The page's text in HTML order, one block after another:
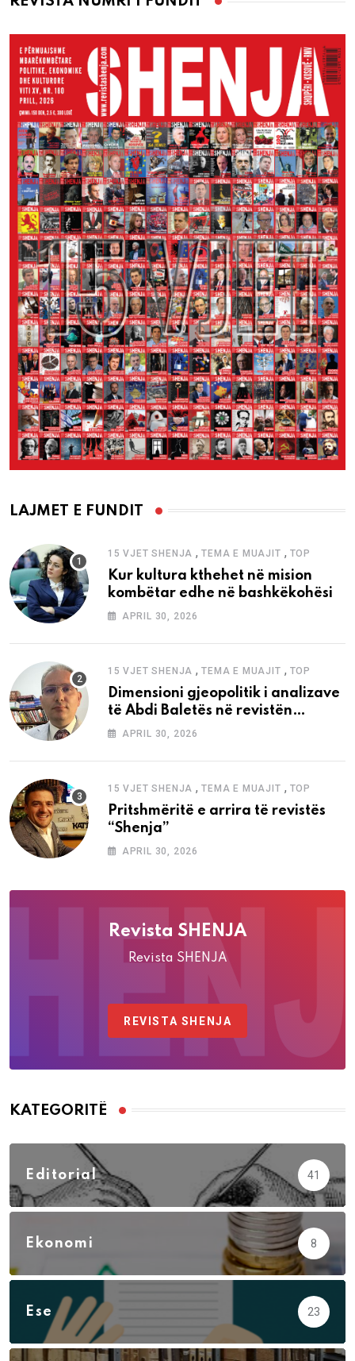
LAJMET E FUNDIT
15 VJET SHENJA ,TEMA E MUAJIT , TOP
Kur kultura kthehet në mision
kombëtar edhe në bashkëkohësi
APRIL 30, 2026
15 VJET SHENJA ,TEMA E MUAJIT , TOP
Dimensioni gjeopolitik i analizave
të Abdi Baletës në revistën
“Shenja”
APRIL 30, 2026
15 VJET SHENJA ,TEMA E MUAJIT , TOP
Pritshmëritë e arrira të revistës
“Shenja”
APRIL 30, 2026
Revista SHENJA
Revista SHENJA
REVISTA SHENJA
KATEGORITË
Editorial 41
Ekonomi 8
Ese 23